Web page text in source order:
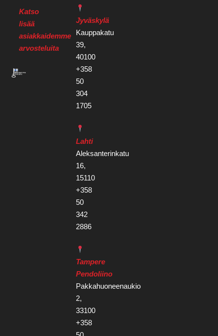
Katso
lisää
asiakkaidemme
arvosteluita
Jyväskylä
Kauppakatu
39,
40100
+358
50
304
1705
Lahti
Aleksanterinkatu
16,
15110
+358
50
342
2886
Tampere
Pendoliino
Pakkahuoneenaukio
2,
33100
+358